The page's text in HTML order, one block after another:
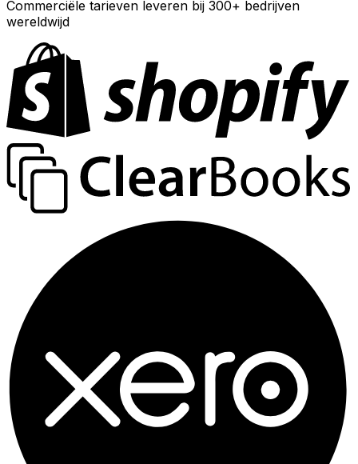
Commerciële tarieven leveren bij 300+ bedrijven
wereldwijd